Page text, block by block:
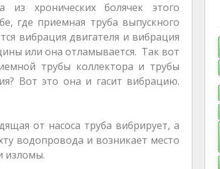
хронических болячек этого
где приемная труба выпускного
вибрация двигателя и вибрация
или она отламывается. Так вот
трубы коллектора и трубы
Вот это она и гасит вибрацию.
от насоса труба вибрирует, а
водопровода и возникает место
изломы.